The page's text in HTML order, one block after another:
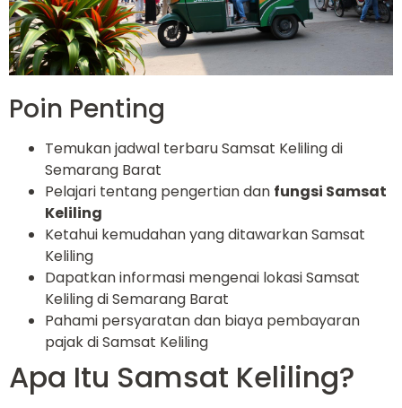
Poin Penting
Temukan jadwal terbaru Samsat Keliling di
Semarang Barat
Pelajari tentang pengertian dan fungsi Samsat
Keliling
Ketahui kemudahan yang ditawarkan Samsat
Keliling
Dapatkan informasi mengenai lokasi Samsat
Keliling di Semarang Barat
Pahami persyaratan dan biaya pembayaran
pajak di Samsat Keliling
Apa Itu Samsat Keliling?